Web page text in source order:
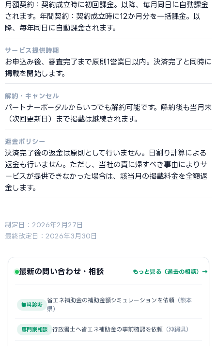
月額契約：契約成立時に初回課金。以降、毎月同日に自動課金
されます。年間契約：契約成立時に12か月分を一括課金。以
降、毎年同日に自動課金されます。
サービス提供時期
お申込み後、審査完了まで原則1営業日以内。決済完了と同時に
掲載を開始します。
解約・キャンセル
パートナーポータルからいつでも解約可能です。解約後も当月末
（次回更新日）まで掲載は継続されます。
返金ポリシー
決済完了後の返金は原則として行いません。日割り計算による
返金も行いません。ただし、当社の責に帰すべき事由によりサ
ービスが提供できなかった場合は、該当月の掲載料金を全額返
金します。
制定日：2026年2月27日
最終改定日：2026年3月30日
最新の問い合わせ・相談 もっと見る（過去の相談）→
無料診断
省エネ補助金の補助金額シミュレーションを依頼 （熊本
県）
専門家相談 行政書士へ省エネ補助金の事前確認を依頼 （沖縄県）